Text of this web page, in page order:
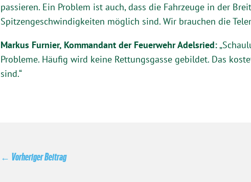
passieren. Ein Problem ist auch, dass die Fahrzeuge in der
Spitzengeschwindigkeiten möglich sind. Wir brauchen die
Markus Furnier, Kommandant der Feuerwehr Adelsried:
Probleme. Häufig wird keine Rettungsgasse gebildet. Das
sind.“
← Vorheriger Beitrag